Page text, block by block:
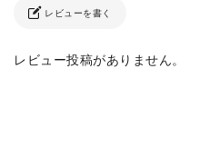
レビューを書く
レビュー投稿がありません。